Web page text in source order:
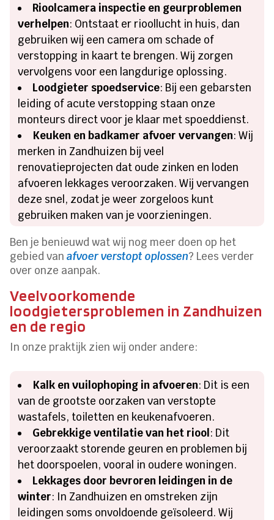
Rioolcamera inspectie en geurproblemen
verhelpen: Ontstaat er rioollucht in huis, dan
gebruiken wij een camera om schade of
verstopping in kaart te brengen. Wij zorgen
vervolgens voor een langdurige oplossing.
Loodgieter spoedservice: Bij een gebarsten
leiding of acute verstopping staan onze
monteurs direct voor je klaar met spoeddienst.
Keuken en badkamer afvoer vervangen: Wij
merken in Zandhuizen bij veel
renovatieprojecten dat oude zinken en loden
afvoeren lekkages veroorzaken. Wij vervangen
deze snel, zodat je weer zorgeloos kunt
gebruiken maken van je voorzieningen.
Ben je benieuwd wat wij nog meer doen op het
gebied vanafvoer verstopt oplossen? Lees verder
over onze aanpak.
Veelvoorkomende
loodgietersproblemen in Zandhuizen
en de regio
In onze praktijk zien wij onder andere:
Kalk en vuilophoping in afvoeren: Dit is een
van de grootste oorzaken van verstopte
wastafels, toiletten en keukenafvoeren.
Gebrekkige ventilatie van het riool : Dit
veroorzaakt storende geuren en problemen bij
het doorspoelen, vooral in oudere woningen.
Lekkages door bevroren leidingen in de
winter: In Zandhuizen en omstreken zijn
leidingen soms onvoldoende geïsoleerd. Wij